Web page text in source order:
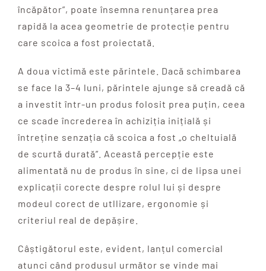
încăpător”, poate însemna renunțarea prea
rapidă la acea geometrie de protecție pentru
care scoica a fost proiectată.
A doua victimă este părintele. Dacă schimbarea
se face la 3–4 luni, părintele ajunge să creadă că
a investit într-un produs folosit prea puțin, ceea
ce scade încrederea în achiziția inițială și
întreține senzația că scoica a fost „o cheltuială
de scurtă durată”. Această percepție este
alimentată nu de produs în sine, ci de lipsa unei
explicații corecte despre rolul lui și despre
modeul corect de utllizare, ergonomie și
criteriul real de depășire.
Câștigătorul este, evident, lanțul comercial
atunci când produsul următor se vinde mai